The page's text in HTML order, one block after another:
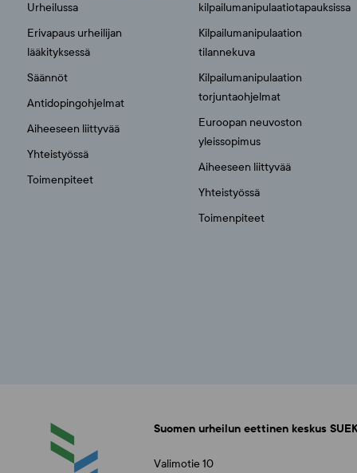
Urheilussa
Erivapaus urheilijan
lääkityksessä
Säännöt
Antidopingohjelmat
Aiheeseen liittyvää
Yhteistyössä
Toimenpiteet
kilpailumanipulaatiotapauksissa
Kilpailumanipulaation
tilannekuva
Kilpailumanipulaation
torjuntaohjelmat
Euroopan neuvoston
yleissopimus
Aiheeseen liittyvää
Yhteistyössä
Toimenpiteet
Suomen urheilun eettinen keskus
Valimotie 10